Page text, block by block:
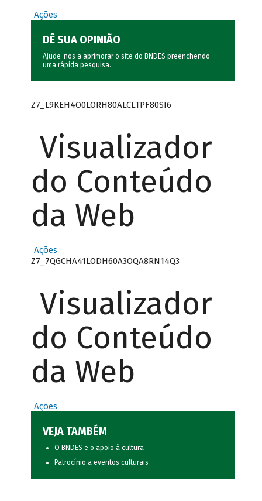
Ações
DÊ SUA OPINIÃO
Ajude-nos a aprimorar o site do BNDES preenchendo
uma rápida pesquisa.
Z7_L9KEH4O0LORH80ALCLTPF80SI6
Visualizador
do Conteúdo
da Web
Ações
Z7_7QGCHA41LODH60A3OQA8RN14Q3
Visualizador
do Conteúdo
da Web
Ações
VEJA TAMBÉM
O BNDES e o apoio à cultura
Patrocínio a eventos culturais